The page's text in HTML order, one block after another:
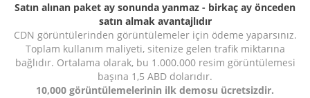
Satın alınan paket ay sonunda yanmaz - birkaç ay önceden
satın almak avantajlıdır
CDN görüntülerinden görüntülemeler için ödeme yaparsınız.
Toplam kullanım maliyeti, sitenize gelen trafik miktarına
bağlıdır. Ortalama olarak, bu 1.000.000 resim görüntülemesi
başına 1,5 ABD dolarıdır.
10,000 görüntülemelerinin ilk demosu ücretsizdir.